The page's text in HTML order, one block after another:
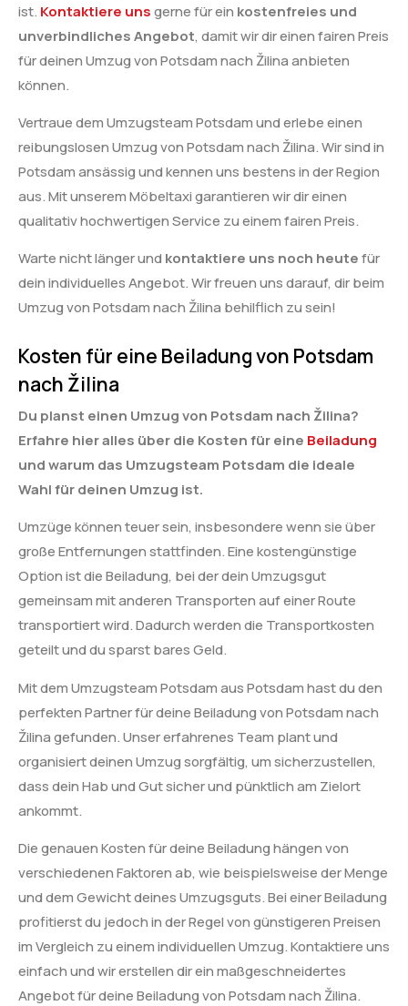
ist. Kontaktiere unsgerne für ein kostenfreies und
unverbindliches Angebot, damit wir dir einen fairen Preis
für deinen Umzug von Potsdam nach Žilina anbieten
können.
Vertraue dem Umzugsteam Potsdam und erlebe einen
reibungslosen Umzug von Potsdam nach Žilina. Wir sind in
Potsdam ansässig und kennen uns bestens in der Region
aus. Mit unserem Möbeltaxi garantieren wir dir einen
qualitativ hochwertigen Service zu einem fairen Preis.
Warte nicht länger und kontaktiere uns noch heutefür
dein individuelles Angebot. Wir freuen uns darauf, dir beim
Umzug von Potsdam nach Žilina behilflich zu sein!
Kosten für eine Beiladung von Potsdam
nach Žilina
Du planst einen Umzug von Potsdam nach Žilina?
Erfahre hier alles über die Kosten für eine Beiladung
und warum das Umzugsteam Potsdam die ideale
Wahl für deinen Umzug ist.
Umzüge können teuer sein, insbesondere wenn sie über
große Entfernungen stattfinden. Eine kostengünstige
Option ist die Beiladung, bei der dein Umzugsgut
gemeinsam mit anderen Transporten auf einer Route
transportiert wird. Dadurch werden die Transportkosten
geteilt und du sparst bares Geld.
Mit dem Umzugsteam Potsdam aus Potsdam hast du den
perfekten Partner für deine Beiladung von Potsdam nach
Žilina gefunden. Unser erfahrenes Team plant und
organisiert deinen Umzug sorgfältig, um sicherzustellen,
dass dein Hab und Gut sicher und pünktlich am Zielort
ankommt.
Die genauen Kosten für deine Beiladung hängen von
verschiedenen Faktoren ab, wie beispielsweise der Menge
und dem Gewicht deines Umzugsguts. Bei einer Beiladung
profitierst du jedoch in der Regel von günstigeren Preisen
im Vergleich zu einem individuellen Umzug. Kontaktiere uns
einfach und wir erstellen dir ein maßgeschneidertes
Angebot für deine Beiladung von Potsdam nach Žilina.